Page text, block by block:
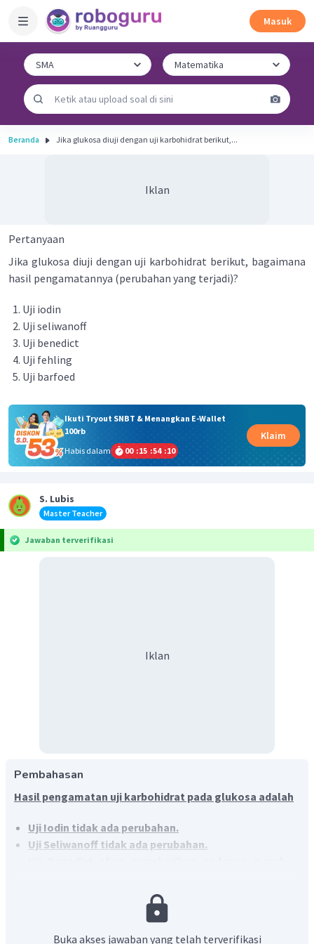
Masuk
Beranda Jika glukosa diuji dengan uji karbohidrat berikut,...
Iklan
Pertanyaan
Jika glukosa diuji dengan uji karbohidrat berikut, bagaimana
hasil pengamatannya (perubahan yang terjadi)?
Uji iodin
Uji seliwanoff
Uji benedict
Uji fehling
Uji barfoed
Ikuti Tryout SNBT & Menangkan E-Wallet
100rb
Habis dalam
00 :15 :54 :10
Klaim
S. Lubis
Master Teacher
Jawaban terverifikasi
Iklan
Pembahasan
Hasil pengamatan uji karbohidrat pada glukosa adalah
Uji Iodin tidak ada perubahan.
Uji Seliwanoff tidak ada perubahan.
Uji Fehling akan menghasilkan endapan merah
Buka akses jawaban yang telah terverifikasi